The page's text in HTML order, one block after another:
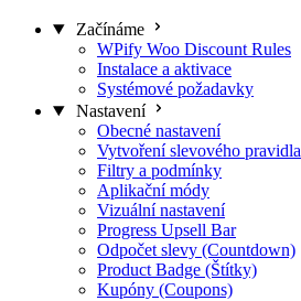
Začínáme
WPify Woo Discount Rules
Instalace a aktivace
Systémové požadavky
Nastavení
Obecné nastavení
Vytvoření slevového pravidla
Filtry a podmínky
Aplikační módy
Vizuální nastavení
Progress Upsell Bar
Odpočet slevy (Countdown)
Product Badge (Štítky)
Kupóny (Coupons)